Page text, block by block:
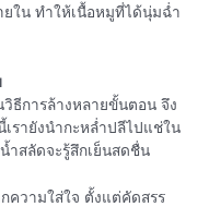
ใน ทำให้เนื้อหมูที่ได้นุ่มฉ่ำ
ธีการล้างหลายขั้นตอน จึง
รายังนำกะหล่ำปลีไปแช่ใน
ำสลัดจะรู้สึกเย็นสดชื่น
ความใส่ใจ ตั้งแต่คัดสรร